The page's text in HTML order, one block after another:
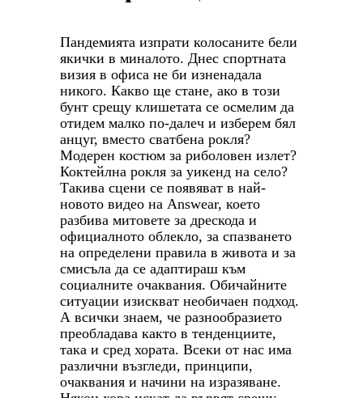
Пандемията изпрати колосаните бели
якички в миналото. Днес спортната
визия в офиса не би изненадала
никого. Какво ще стане, ако в този
бунт срещу клишетата се осмелим да
отидем малко по-далеч и изберем бял
анцуг, вместо сватбена рокля?
Модерен костюм за риболовен излет?
Коктейлна рокля за уикенд на село?
Такива сцени се появяват в най-
новото видео на Answear, което
разбива митовете за дрескода и
официалното облекло, за спазването
на определени правила в живота и за
смисъла да се адаптираш към
социалните очаквания. Обичайните
ситуации изискват необичаен подход.
А всички знаем, че разнообразието
преобладава както в тенденциите,
така и сред хората. Всеки от нас има
различни възгледи, принципи,
очаквания и начини на изразяване.